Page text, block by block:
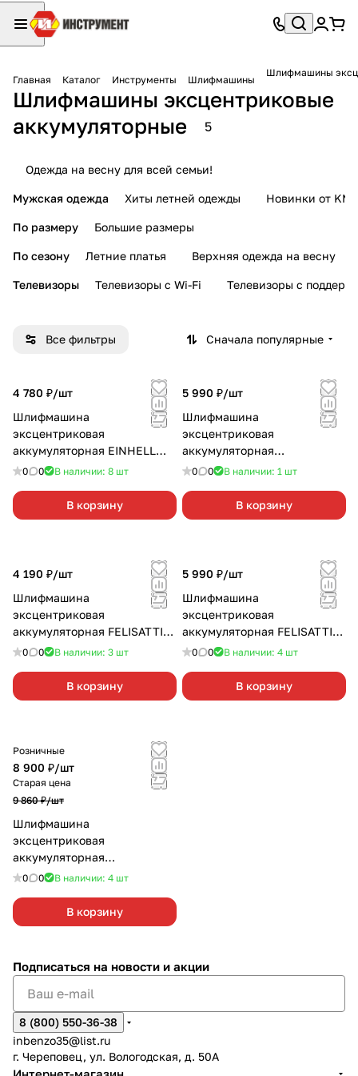
Главная Каталог Инструменты Шлифмашины
Шлифмашины
Шлифмашины эксцентриковые
аккумуляторные
5
Одежда на весну для всей семьи!
Мужская одежда Хиты летней одежды Новинки от KMI
По размеру Большие размеры
По сезону Летние платья Верхняя одежда на весну
Телевизоры Телевизоры с Wi-Fi Телевизоры с
Все фильтры Сначала популярные
4 780 ₽/шт
Шлифмашина
эксцентриковая
аккумуляторная EINHELL
PXC TE-RS 18 LI-SOLO без
0 0 В наличии: 8 шт
В корзину
5 990 ₽/шт
Шлифмашина
эксцентриковая
аккумуляторная
GREENWORKS G24ROS без
0 0 В наличии: 1 шт
В корзину
4 190 ₽/шт
Шлифмашина
эксцентриковая
аккумуляторная FELISATTI
ЭШМ-125/18ЛЗ без АКБ и З/
0 0 В наличии: 3 шт
В корзину
5 990 ₽/шт
Шлифмашина
эксцентриковая
аккумуляторная FELISATTI
FT1030 125/12В 2х2,0 Ач
0 0 В наличии: 4 шт
В корзину
Розничные
8 900 ₽/шт
Старая цена
9 860 ₽/шт
Шлифмашина
эксцентриковая
аккумуляторная
ИНТЕРСКОЛ ЭПМ-125/18ВЭ
0 0 В наличии: 4 шт
В корзину
Подписаться на новости и акции
8 (800) 550-36-38
inbenzo35@list.ru
г. Череповец, ул. Вологодская, д. 50А